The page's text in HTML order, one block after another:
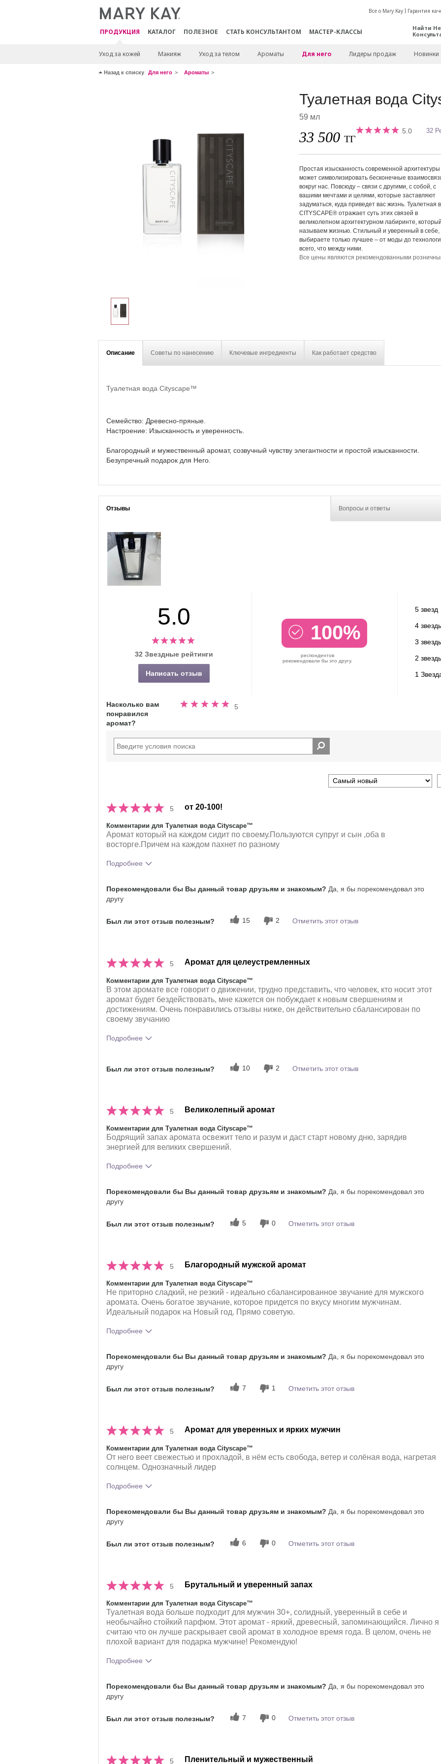
ПРОДУКЦИЯ КАТАЛОГ ПОЛЕЗНОЕ СТАТЬ КОНСУЛЬТАНТОМ МАСТЕР-КЛАССЫ
Все о Mary Kay Гарантия
Найти
Уход за кожей Макияж Уход за телом Ароматы Для него Лидеры продаж Новинки
Назад к списку Для него Ароматы
Туалетная вода
59 мл
33 500ТГ
5.0 32
Простая изысканность современной архитектуры
может символизировать бесконечные
вокруг нас. Повсюду – связи с другими, с собой, с
вашими мечтами и целями, которые заставляют
задуматься, куда приведет вас жизнь. Туалетная
CITYSCAPE® отражает суть этих связей в
великолепном архитектурном лабиринте,
называем жизнью. Стильный и уверенный в себе,
выбираете только лучшее – от моды до
всего, что между ними.
Все цены являются рекомендованными
Описание Советы по нанесению Ключевые ингредиенты Как работает средство
Туалетная вода Cityscape™
Семейство: Древесно-пряные.
Настроение: Изысканность и уверенность.
Благородный и мужественный аромат, созвучный чувству элегантности и простой изысканности.
Безупречный подарок для Него.
Отзывы Вопросы и ответы
5.0
32 Звездные рейтинги
Написать отзыв
100%
респондентов
рекомендовали бы это другу.
5 звезд
4
3
2
1
Насколько вам
понравился
аромат?
5
Номинальный
5
звезд
5 от 20-100!
Комментарии для Туалетная вода Cityscape™
Аромат который на каждом сидит по своему.Пользуются супруг и сын ,оба в
восторге.Причем на каждом пахнет по разному
Подробнее
впечатления от аромата?
Цитрусовый
Порекомендовали бы Вы данный товар друзьям и знакомым? Да, я бы порекомендовал это
другу
Был ли этот отзыв полезным? 15 2 Отметить этот отзыв
5 Аромат для целеустремленных
Комментарии для Туалетная вода Cityscape™
В этом аромате все говорит о движении, трудно представить, что человек, кто носит этот
аромат будет бездействовать, мне кажется он побуждает к новым свершениям и
достижениям. Очень понравились отзывы ниже, он действительно сбалансирован по
своему звучанию
Подробнее
аромата?
Был ли этот отзыв полезным? 10 2 Отметить этот отзыв
5 Великолепный аромат
Комментарии для Туалетная вода Cityscape™
Бодрящий запах аромата освежит тело и разум и даст старт новому дню, зарядив
энергией для великих свершений.
Подробнее
аромата?
Насколько вам понравился аромат?
Порекомендовали бы Вы данный товар друзьям и знакомым? Да, я бы порекомендовал это
другу
Был ли этот отзыв полезным? 5 0 Отметить этот отзыв
5 Благородный мужской аромат
Комментарии для Туалетная вода Cityscape™
Не приторно сладкий, не резкий - идеально сбалансированное звучание для мужского
аромата. Очень богатое звучание, которое придется по вкусу многим мужчинам.
Идеальный подарок на Новый год. Прямо советую.
Подробнее
впечатления от аромата?
Пудровый
Порекомендовали бы Вы данный товар друзьям и знакомым? Да, я бы порекомендовал это
другу
Был ли этот отзыв полезным? 7 1 Отметить этот отзыв
5 Аромат для уверенных и ярких мужчин
Комментарии для Туалетная вода Cityscape™
От него веет свежестью и прохладой, в нём есть свобода, ветер и солёная вода, нагретая
солнцем. Однозначный лидер
Подробнее
аромата?
Насколько вам понравился аромат?
Порекомендовали бы Вы данный товар друзьям и знакомым? Да, я бы порекомендовал это
другу
Был ли этот отзыв полезным? 6 0 Отметить этот отзыв
5 Брутальный и уверенный запах
Комментарии для Туалетная вода Cityscape™
Туалетная вода больше подходит для мужчин 30+, солидный, уверенный в себе и
необычайно стойкий парфюм. Этот аромат - яркий, древесный, запоминающийся. Лично я
считаю что он лучше раскрывает свой аромат в холодное время года. В целом, очень не
плохой вариант для подарка мужчине! Рекомендую!
Подробнее
от аромата?
Цветочный
Насколько вам понравился аромат?
Порекомендовали бы Вы данный товар друзьям и знакомым? Да, я бы порекомендовал это
другу
Был ли этот отзыв полезным? 7 0 Отметить этот отзыв
5 Пленительный и мужественный